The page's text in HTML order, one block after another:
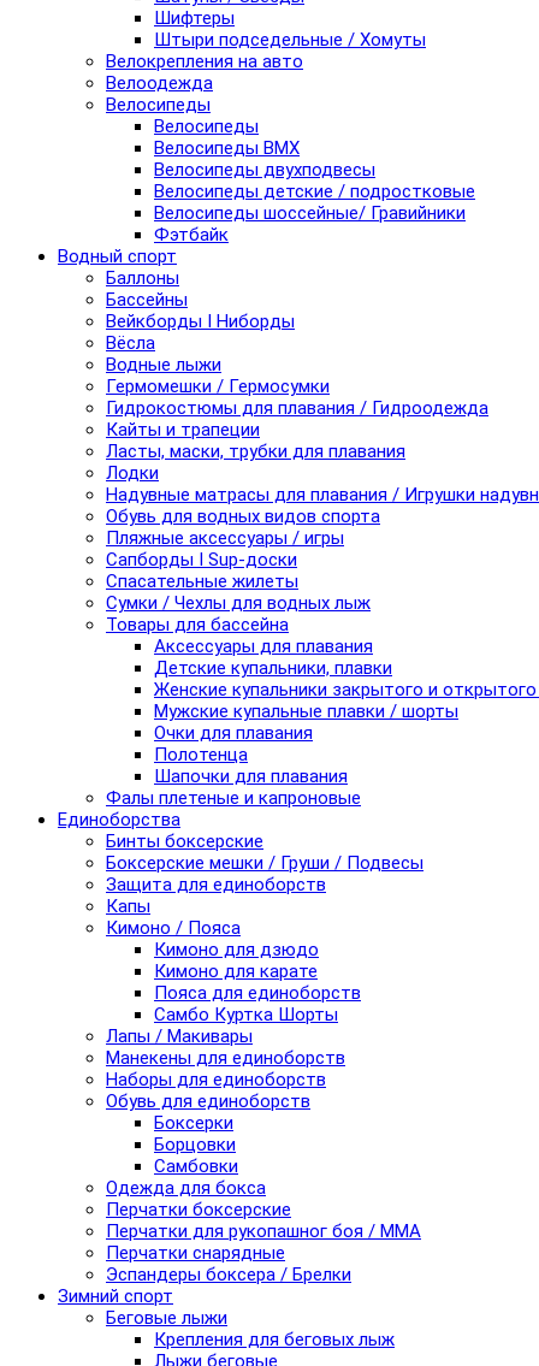
Шифтеры
Штыри подседельные / Хомуты
Велокрепления на авто
Велоодежда
Велосипеды
Велосипеды
Велосипеды BMX
Велосипеды двухподвесы
Велосипеды детские / подростковые
Велосипеды шоссейные/ Гравийники
Фэтбайк
Водный спорт
Баллоны
Бассейны
Вейкборды I Ниборды
Вёсла
Водные лыжи
Гермомешки / Гермосумки
Гидрокостюмы для плавания / Гидроодежда
Кайты и трапеции
Ласты, маски, трубки для плавания
Лодки
Надувные матрасы для плавания / Игрушки
Обувь для водных видов спорта
Пляжные аксессуары / игры
Сапборды I Sup-доски
Спасательные жилеты
Сумки / Чехлы для водных лыж
Товары для бассейна
Аксессуары для плавания
Детские купальники, плавки
Женские купальники закрытого и
Мужские купальные плавки / шорты
Очки для плавания
Полотенца
Шапочки для плавания
Фалы плетеные и капроновые
Единоборства
Бинты боксерские
Боксерские мешки / Груши / Подвесы
Защита для единоборств
Капы
Кимоно / Пояса
Кимоно для дзюдо
Кимоно для карате
Пояса для единоборств
Самбо Куртка Шорты
Лапы / Макивары
Манекены для единоборств
Наборы для единоборств
Обувь для единоборств
Боксерки
Борцовки
Самбовки
Одежда для бокса
Перчатки боксерские
Перчатки для рукопашног боя / ММА
Перчатки снарядные
Эспандеры боксера / Брелки
Зимний спорт
Беговые лыжи
Крепления для беговых лыж
Лыжи беговые